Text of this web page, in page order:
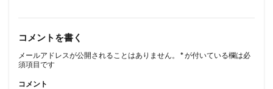
コメントを書く
メールアドレスが公開されることはありません。 *が付いている欄は必
須項目です
コメント